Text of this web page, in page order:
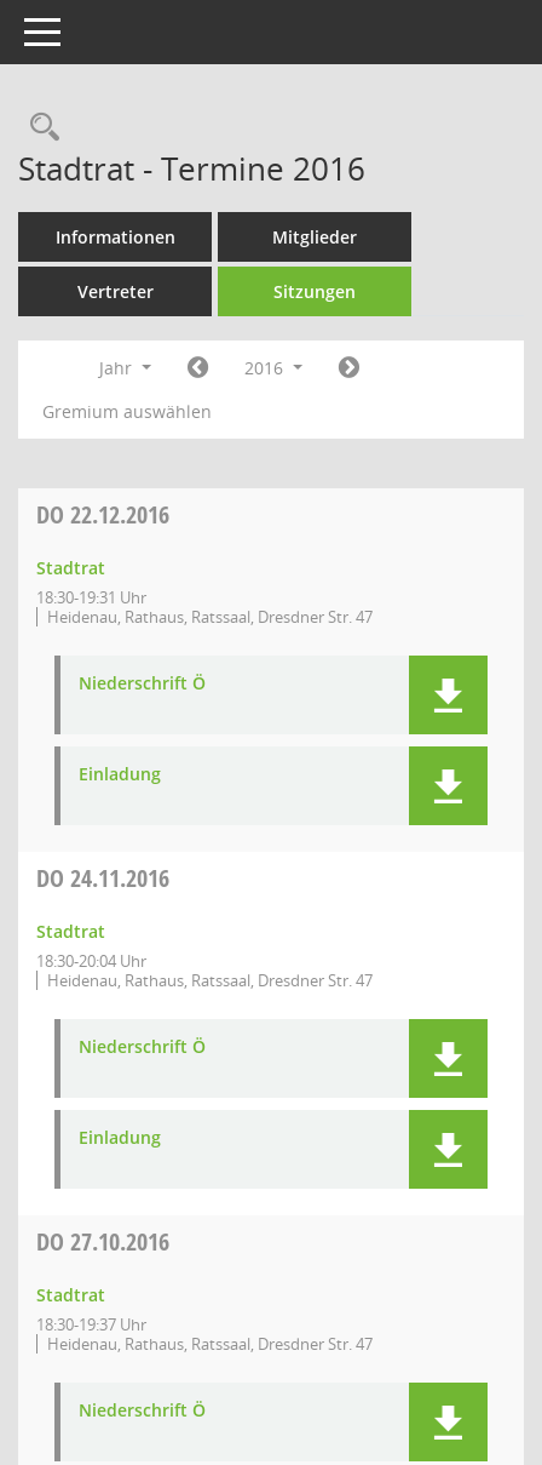
Toggle navigation
Rechercheauswahl
Stadtrat - Termine 2016
Informationen Mitglieder
Vertreter Sitzungen
Jahr
2016
Gremium auswählen
DO 22.12.2016
Stadtrat
18:30-19:31 Uhr
Heidenau, Rathaus, Ratssaal, Dresdner Str. 47
Niederschrift Ö
Einladung
DO 24.11.2016
Stadtrat
18:30-20:04 Uhr
Heidenau, Rathaus, Ratssaal, Dresdner Str. 47
Niederschrift Ö
Einladung
DO 27.10.2016
Stadtrat
18:30-19:37 Uhr
Heidenau, Rathaus, Ratssaal, Dresdner Str. 47
Niederschrift Ö